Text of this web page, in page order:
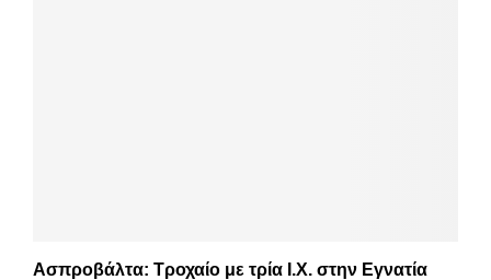
Ασπροβάλτα: Τροχαίο με τρία Ι.Χ. στην Εγνατία